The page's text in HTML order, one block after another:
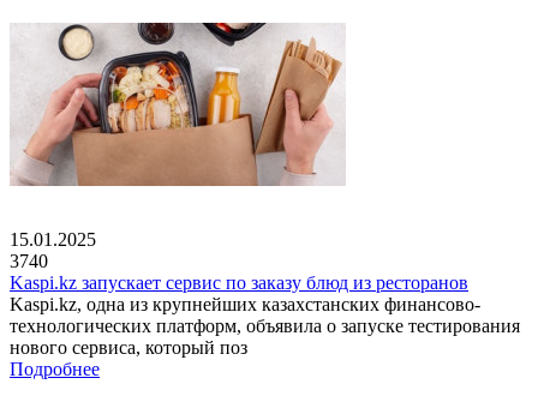
15.01.2025
3740
Kaspi.kz запускает сервис по заказу блюд из ресторанов
Kaspi.kz, одна из крупнейших казахстанских финансово-
технологических платформ, объявила о запуске тестирования
нового сервиса, который поз
Подробнее